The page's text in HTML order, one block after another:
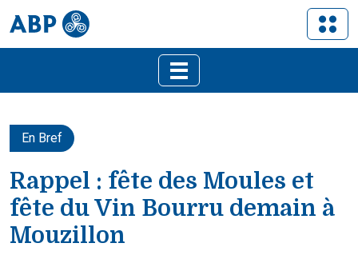
En Bref
Rappel : fête des Moules et
fête du Vin Bourru demain à
Mouzillon